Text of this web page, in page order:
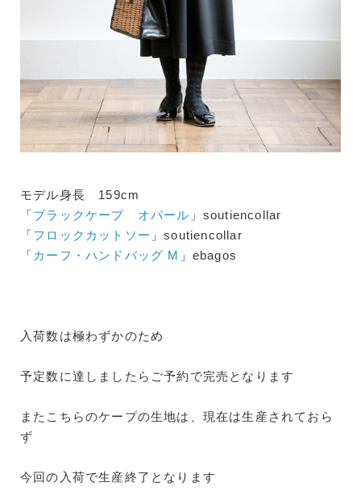
モデル身長 159cm
「ブラックケープ オパール 」soutiencollar
「フロックカットソー 」soutiencollar
「 カーフ・ハンドバッグ M 」ebagos
入荷数は極わずかのため
予定数に達しましたらご予約で完売となります
またこちらのケープの生地は、現在は生産されておら
ず
今回の入荷で生産終了となります